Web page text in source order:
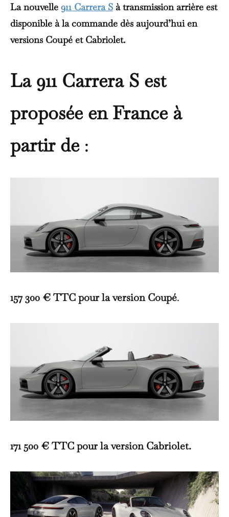
La nouvelle 911 Carrera S à transmission arrière est
disponible à la commande dès aujourd’hui en
versions Coupé et Cabriolet.
La 911 Carrera S est
proposée en France à
partir de :
157 300 € TTC pour la version Coupé.
171 500 € TTC pour la version Cabriolet.